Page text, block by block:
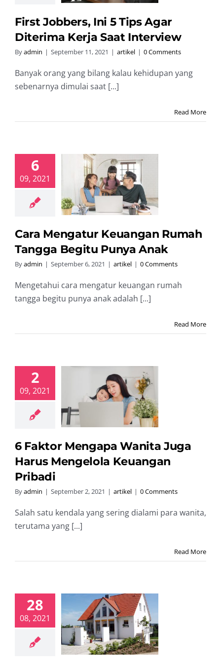
First Jobbers, Ini 5 Tips Agar
Diterima Kerja Saat Interview
Byadmin | September 11, 2021 | artikel | 0 Comments
Banyak orang yang bilang kalau kehidupan yang
sebenarnya dimulai saat [...]
Read More
6
09, 2021
Mengatur
Rumah
Begitu
Anak
Cara Mengatur Keuangan Rumah
Tangga Begitu Punya Anak
Byadmin | September 6, 2021 | artikel | 0 Comments
Mengetahui cara mengatur keuangan rumah
tangga begitu punya anak adalah [...]
Read More
2
09, 2021
Mengapa
Juga
Mengelola
Pribadi
6 Faktor Mengapa Wanita Juga
Harus Mengelola Keuangan
Pribadi
Byadmin | September 2, 2021 | artikel | 0 Comments
Salah satu kendala yang sering dialami para wanita,
terutama yang [...]
Read More
28
08, 2021
Sukses
DP
Rumah